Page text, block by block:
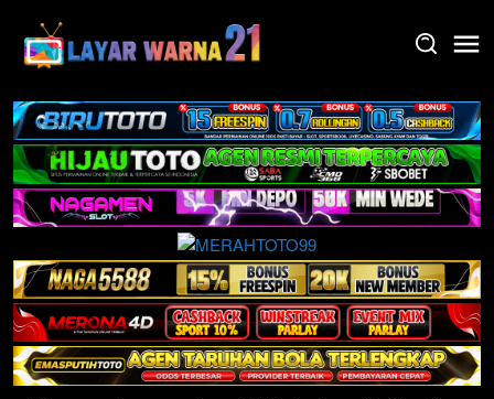
content